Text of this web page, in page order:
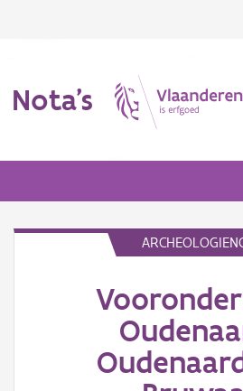
Nota's